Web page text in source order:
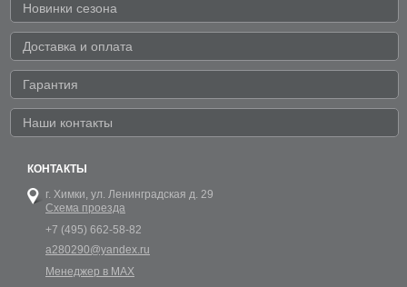
Новинки сезона
Доставка и оплата
Гарантия
Наши контакты
КОНТАКТЫ
г. Химки, ул. Ленинградская д. 29
Схема проезда
+7 (495) 662-58-82
a280290@yandex.ru
Менеджер в MAX